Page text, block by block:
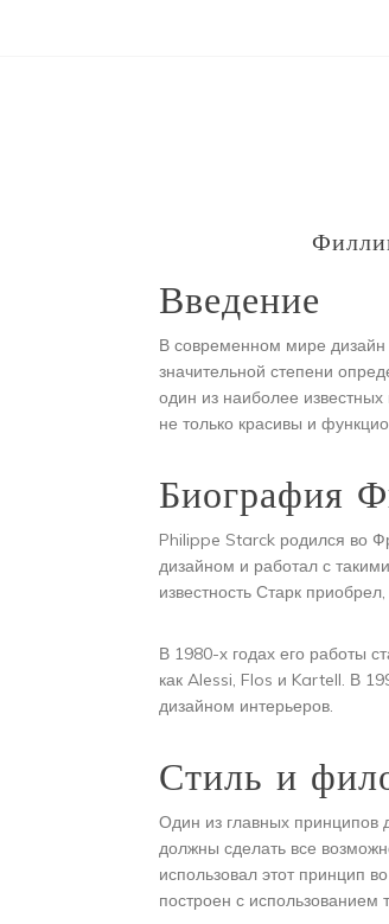
Введение
В современном мире
значительной степени
один из наиболее
не только красивы и
Биография
Philippe Starck родился во
дизайном и работал с
известность Старк
В 1980-х годах его работы
как Alessi, Flos и Kartell. В
дизайном интерьеров.
Стиль и
Один из главных принципов
должны сделать все
использовал этот принцип
построен с использованием